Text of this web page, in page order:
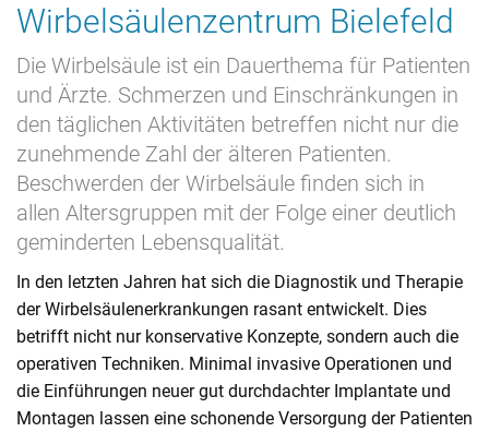
Wirbelsäulenzentrum Bielefeld
Die Wirbelsäule ist ein Dauerthema für Patienten
und Ärzte. Schmerzen und Einschränkungen in
den täglichen Aktivitäten betreffen nicht nur die
zunehmende Zahl der älteren Patienten.
Beschwerden der Wirbelsäule finden sich in
allen Altersgruppen mit der Folge einer deutlich
geminderten Lebensqualität.
In den letzten Jahren hat sich die Diagnostik und Therapie
der Wirbelsäulenerkrankungen rasant entwickelt. Dies
betrifft nicht nur konservative Konzepte, sondern auch die
operativen Techniken. Minimal invasive Operationen und
die Einführungen neuer gut durchdachter Implantate und
Montagen lassen eine schonende Versorgung der Patienten